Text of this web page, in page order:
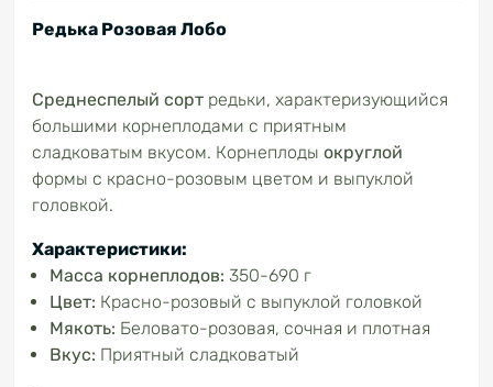
Редька Розовая Лобо
Среднеспелый сорт редьки, характеризующийся
большими корнеплодами с приятным
сладковатым вкусом. Корнеплоды округлой
формы с красно-розовым цветом и выпуклой
головкой.
Характеристики:
Масса корнеплодов: 350-690 г
Цвет: Красно-розовый с выпуклой головкой
Мякоть: Беловато-розовая, сочная и плотная
Вкус: Приятный сладковатый